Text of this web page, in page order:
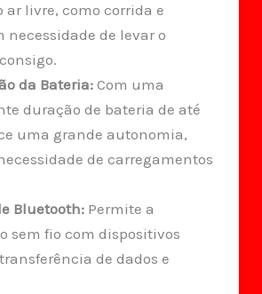
ar livre, como corrida e
necessidade de levar o
da Bateria:Com uma
duração de bateria de até
uma grande autonomia,
de carregamentos
Bluetooth:Permite a
sem fio com dispositivos
de dados e